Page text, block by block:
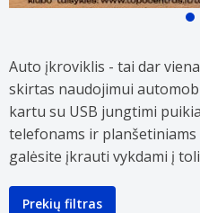
Auto įkroviklis - tai dar
skirtas naudojimui
kartu su USB jungtimi
telefonams ir
galėsite įkrauti vykdami į
Prekių filtras